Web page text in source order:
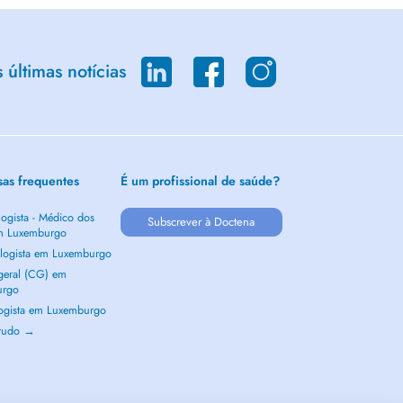
últimas notícias
frequentes
- Médico dos
Luxemburgo
em Luxemburgo
(CG) em
em Luxemburgo
→
É um profissional de saúde?
Subscrever à Doctena